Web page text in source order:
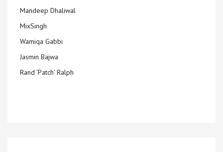
Mandeep Dhaliwal
MixSingh
Wamiqa Gabbi
Jasmin Bajwa
Rand ‘Patch’ Ralph